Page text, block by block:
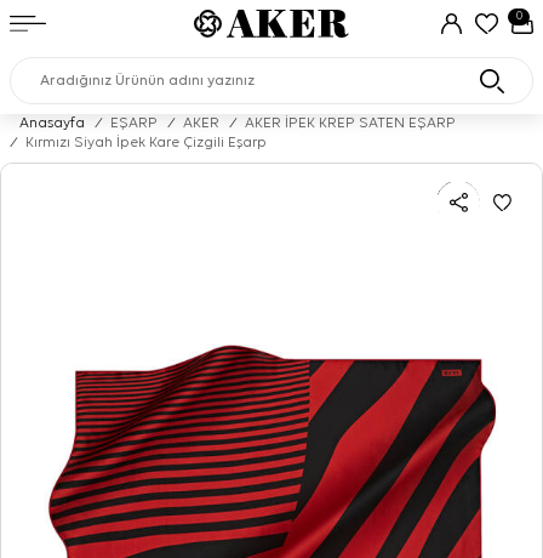
0
Anasayfa / EŞARP / AKER /
AKER İPEK KREP SATEN EŞARP
/
Kırmızı Siyah İpek Kare Çizgili Eşarp